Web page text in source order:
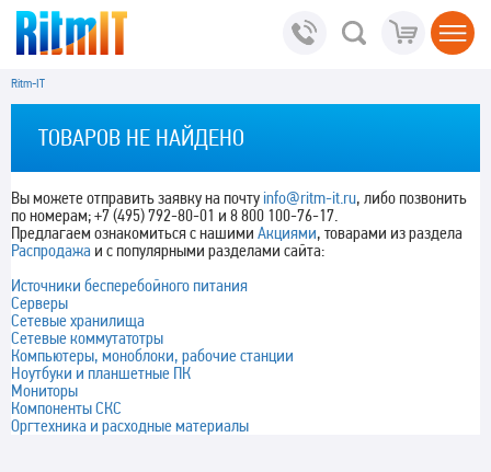
Ritm-IT
ТОВАРОВ НЕ НАЙДЕНО
Вы можете отправить заявку на почту info@ritm-it.ru, либо позвонить
по номерам; +7 (495) 792-80-01 и 8 800 100-76-17.
Предлагаем ознакомиться с нашими Акциями, товарами из раздела
Распродажа и с популярными разделами сайта:
Источники бесперебойного питания
Серверы
Сетевые хранилища
Сетевые коммутатотры
Компьютеры, моноблоки, рабочие станции
Ноутбуки и планшетные ПК
Мониторы
Компоненты СКС
Оргтехника и расходные материалы